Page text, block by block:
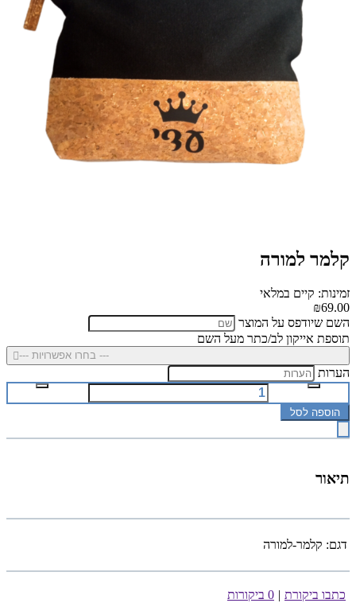
קלמר למורה
זמינות: קיים במלאי
₪69.00
השם שיודפס על המוצר
תוספת אייקון לב/כתר מעל השם
--- בחרו אפשרויות ---
הערות
הוספה לסל
תיאור
דגם: קלמר-למורה
כתבו ביקורת | 0 ביקורות